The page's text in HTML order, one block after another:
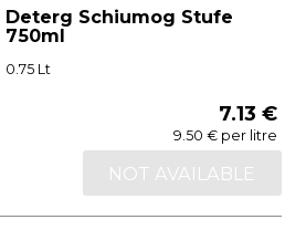
Deterg Schiumog Stufe
750ml
0.75 Lt
7.13 €
9.50 € per litre
NOT AVAILABLE